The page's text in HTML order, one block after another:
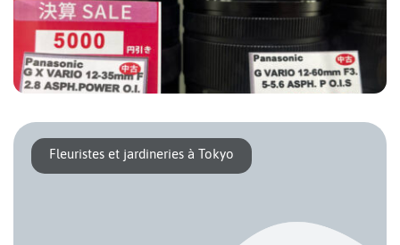
Fleuristes et jardineries à Tokyo